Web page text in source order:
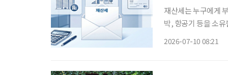
재산세는 누구에게 부과되나 7월은 재산세 납부의 달이다. 재산
박, 항공기 등을 소
2026-07-10 08:21